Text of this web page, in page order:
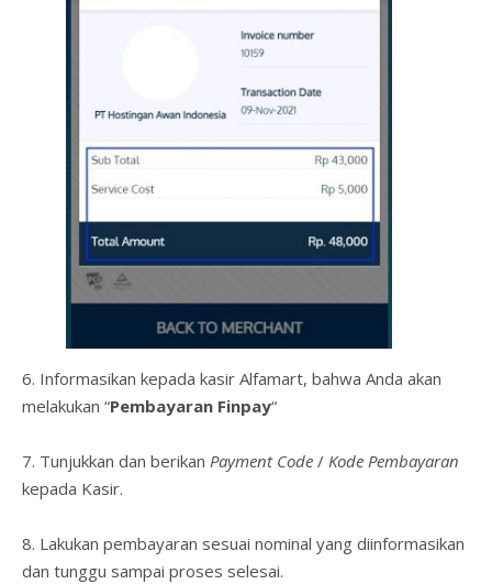
6. Informasikan kepada kasir Alfamart, bahwa Anda akan
melakukan “Pembayaran Finpay“
7. Tunjukkan dan berikan Payment Code / Kode Pembayaran
kepada Kasir.
8. Lakukan pembayaran sesuai nominal yang diinformasikan
dan tunggu sampai proses selesai.